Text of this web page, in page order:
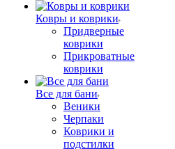
Ковры и коврики
Придверные
коврики
Прикроватные
коврики
Все для бани
Веники
Черпаки
Коврики и
подстилки